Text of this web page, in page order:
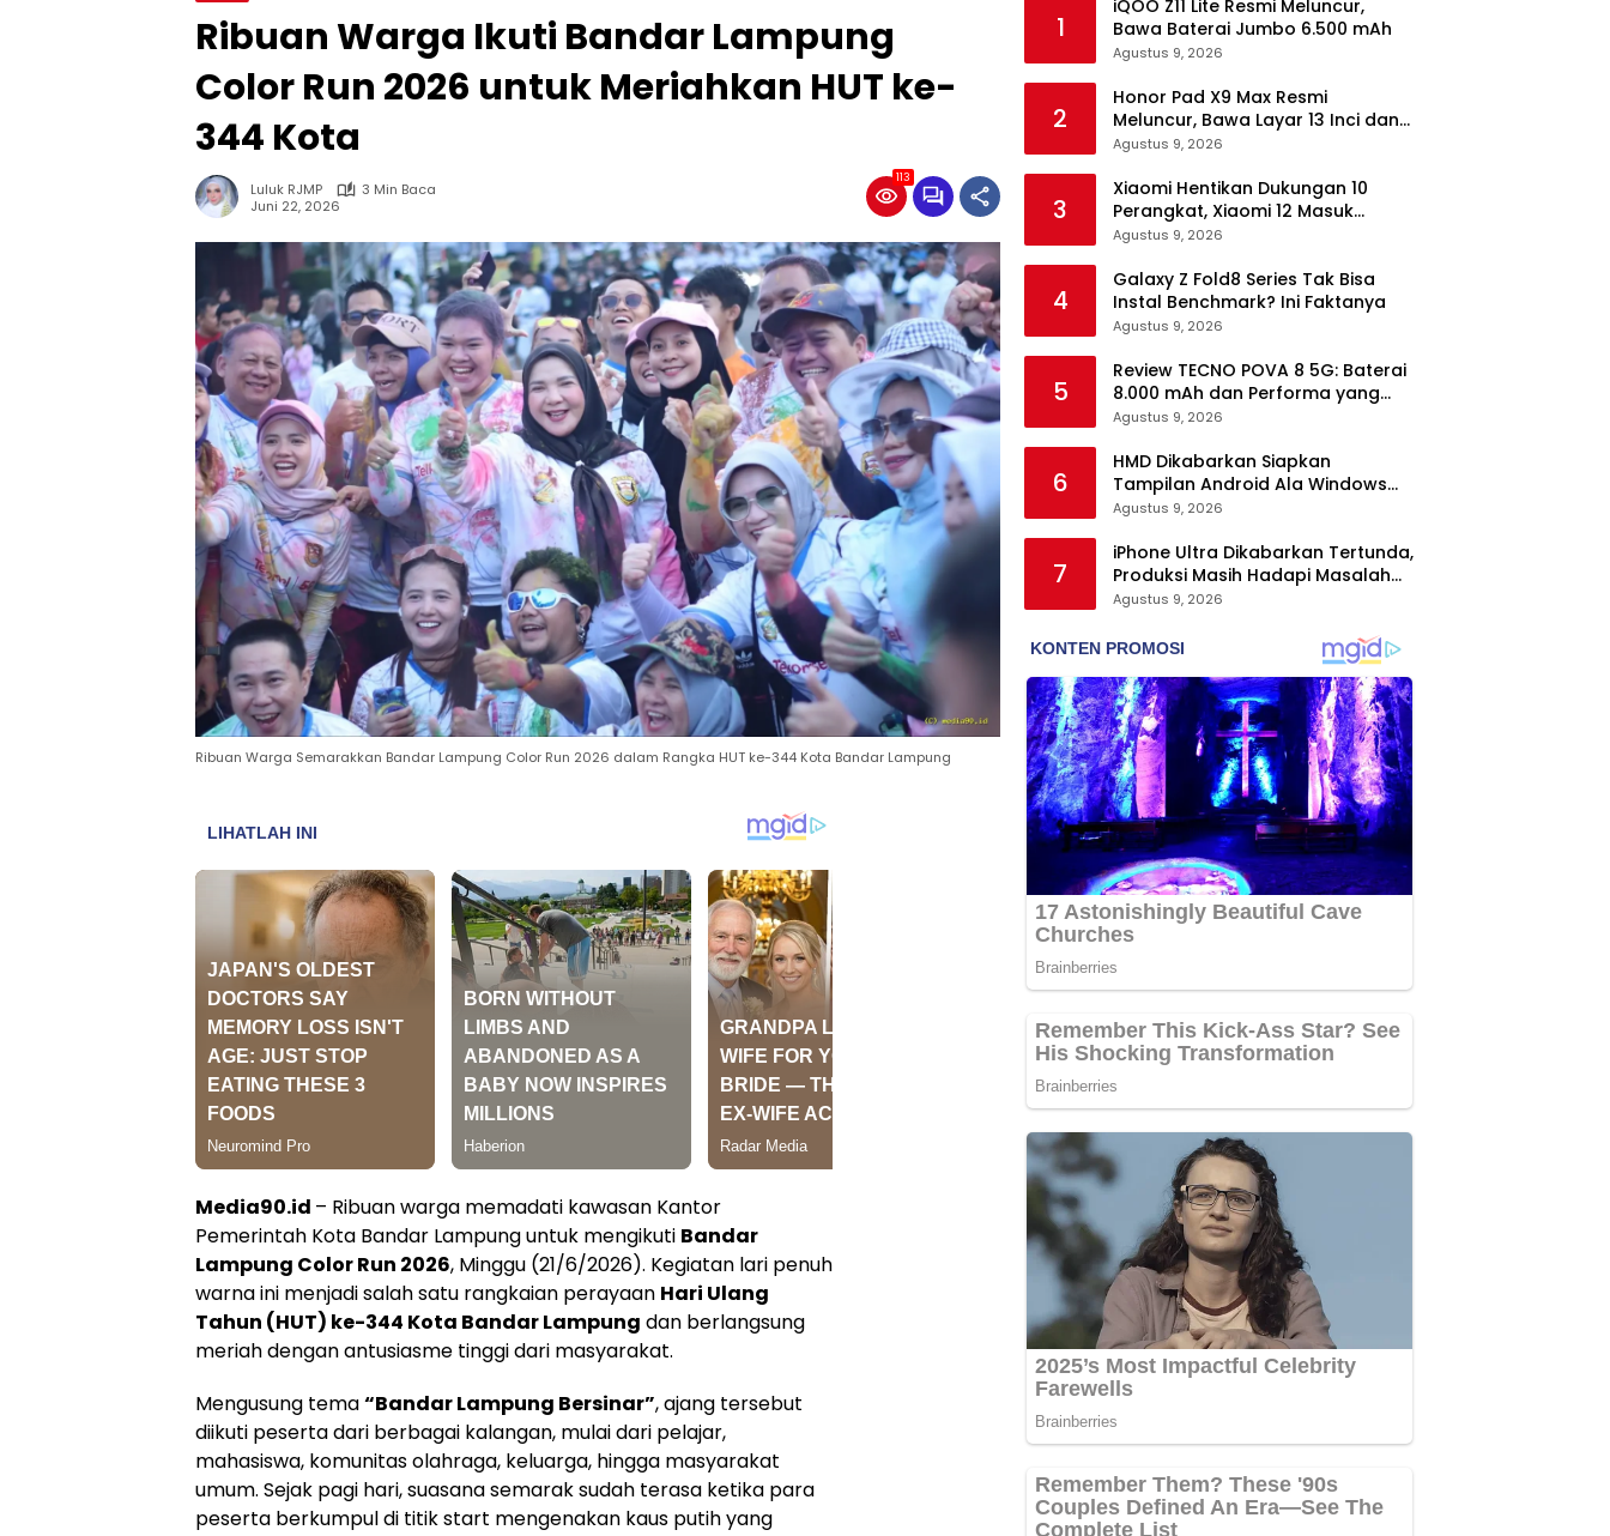
Ribuan Warga Ikuti Bandar Lampung
Color Run 2026 untuk Meriahkan HUT ke-
344 Kota
Luluk RJMP
3 Min Baca
Juni 22, 2026
113
Ribuan Warga Semarakkan Bandar Lampung Color Run 2026 dalam Rangka HUT ke-344 Kota Bandar Lampung
Media90.id – Ribuan warga memadati kawasan Kantor
Pemerintah Kota Bandar Lampung untuk mengikuti Bandar
Lampung Color Run 2026, Minggu (21/6/2026). Kegiatan lari penuh
warna ini menjadi salah satu rangkaian perayaan Hari Ulang
Tahun (HUT) ke-344 Kota Bandar Lampung dan berlangsung
meriah dengan antusiasme tinggi dari masyarakat.
Mengusung tema“Bandar Lampung Bersinar”, ajang tersebut
diikuti peserta dari berbagai kalangan, mulai dari pelajar,
mahasiswa, komunitas olahraga, keluarga, hingga masyarakat
umum. Sejak pagi hari, suasana semarak sudah terasa ketika para
peserta berkumpul di titik start mengenakan kaus putih yang
1
iQOO Z11 Lite Resmi Meluncur,
Bawa Baterai Jumbo 6.500 mAh
Agustus 9, 2026
2
Honor Pad X9 Max Resmi
Meluncur, Bawa Layar 13 Inci dan
Baterai 10.100 mAh
Agustus 9, 2026
3
Xiaomi Hentikan Dukungan 10
Perangkat, Xiaomi 12 Masuk
Daftar
Agustus 9, 2026
4
Galaxy Z Fold8 Series Tak Bisa
Instal Benchmark? Ini Faktanya
Agustus 9, 2026
5
Review TECNO POVA 8 5G: Baterai
8.000 mAh dan Performa yang
Masih Mantap di 2026
Agustus 9, 2026
6
HMD Dikabarkan Siapkan
Tampilan Android Ala Windows
Phone
Agustus 9, 2026
7
iPhone Ultra Dikabarkan Tertunda,
Produksi Masih Hadapi Masalah
Engsel dan Layar
Agustus 9, 2026